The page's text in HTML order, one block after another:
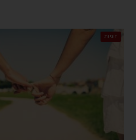
זוגיות